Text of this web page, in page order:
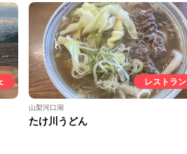
レストラン
山梨河口湖
たけ川うどん